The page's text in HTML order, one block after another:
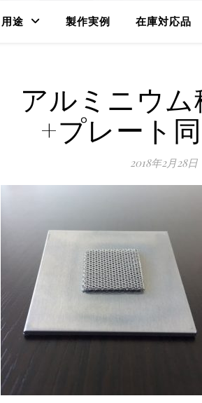
用途 製作実例 在庫対応品
アルミニウ
+プレート
2018年2月28日